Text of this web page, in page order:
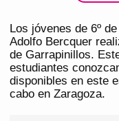
Los jóvenes de 6º
Adolfo Bercquer
de Garrapinillos.
estudiantes
disponibles en este
cabo en Zaragoza.